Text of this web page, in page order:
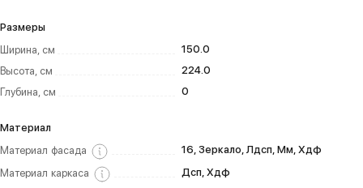
Размеры
Ширина, см
150.0
Высота, см
224.0
Глубина, см
0
Материал
Материал фасада
16, Зеркало, Лдсп, Мм, Хдф
Материал каркаса
Дсп, Хдф